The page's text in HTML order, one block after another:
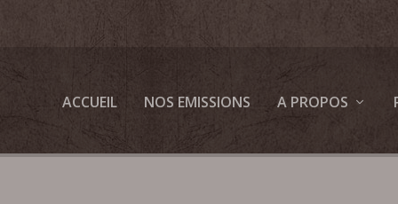
ACCUEIL NOS EMISSIONS A PROPOS